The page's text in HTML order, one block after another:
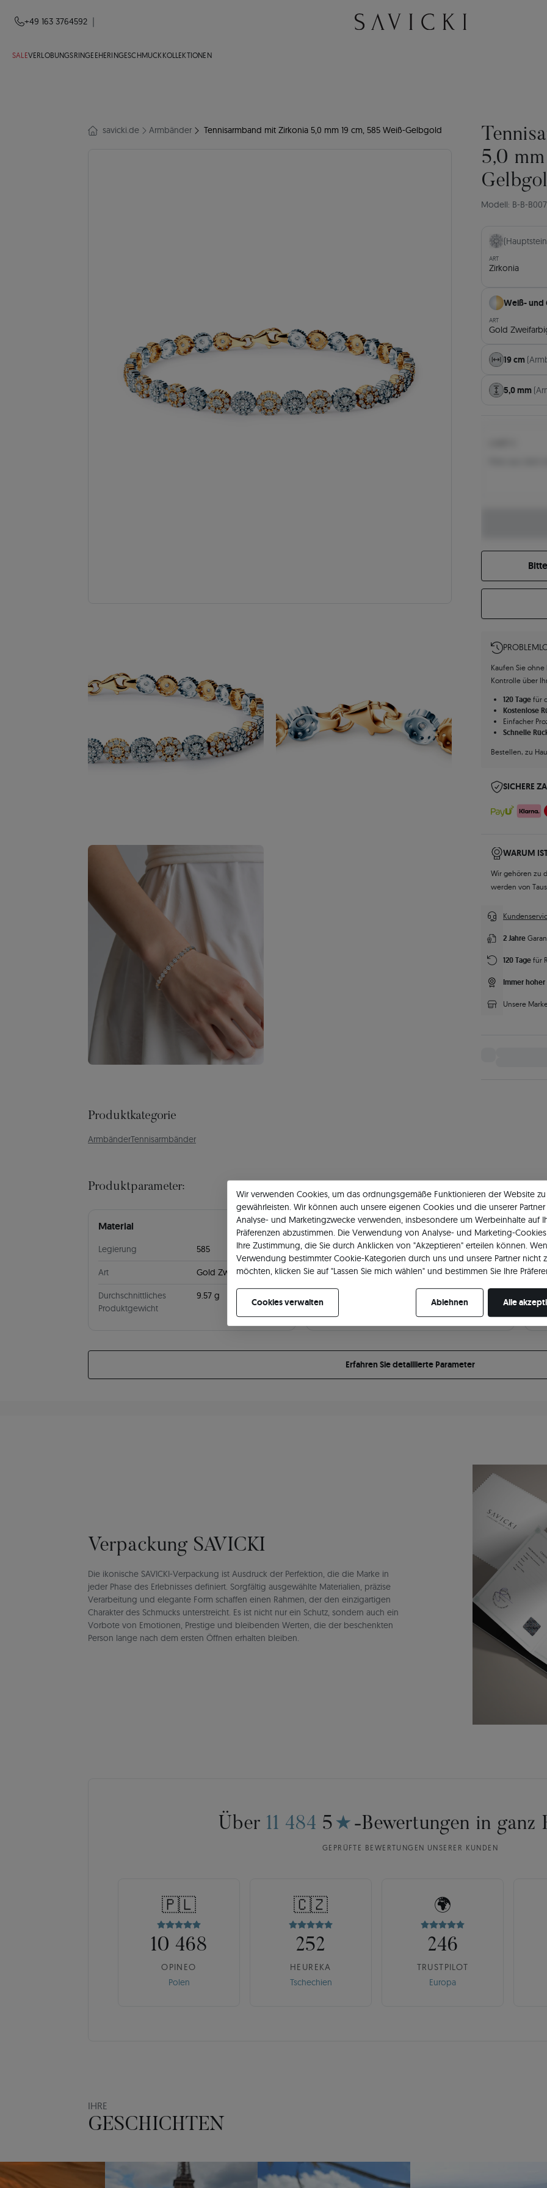
+49 163 3764592
SALEVERLOBUNGSRINGE EHERINGESCHMUCKKOLLEKTIONEN
savicki.de Armbänder Tennisarmband mit Zirkonia 5,0 mm 19 cm, 585 Weiß-Gelbgold
5,0
Modell: B-B-
ART
Zirkonia
Weiß- und
ART
Gold
19 cm
5,0 mm
Kaufen Sie
Kontrolle über
120 Tage für
Kostenlose
Einfacher
Schnelle
Bestellen, zu
SICHERE
WARUM
Wir gehören zu
werden von
2 Jahre
120 Tage für
Immer
Unsere
Produktkategorie
ArmbänderTennisarmbänder
Produktparameter:
Material
Legierung 585
Art Gold Zweifarbig
Durchschnittliches
Produktgewicht
9.57 g
Hauptstein
Art Zirkonia
Anzahl von Steinen 374
Erfahren Sie detaillierte Parameter
Verpackung SAVICKI
Die ikonische SAVICKI-Verpackung ist Ausdruck der Perfektion, die die Marke in
jeder Phase des Erlebnisses definiert. Sorgfältig ausgewählte Materialien, präzise
Verarbeitung und elegante Form schaffen einen Rahmen, der den einzigartigen
Charakter des Schmucks unterstreicht. Es ist nicht nur ein Schutz, sondern auch ein
Vorbote von Emotionen, Prestige und bleibenden Werten, die der beschenkten
Person lange nach dem ersten Öffnen erhalten bleiben.
Über 11 484 5 ★ -Bewertungen in ganz
GEPRÜFTE BEWERTUNGEN UNSERER KUNDEN
🇵🇱
10 468
OPINEO
Polen
🇨🇿
252
HEUREKA
Tschechien
🌍
246
TRUSTPILOT
Europa
IHRE
GESCHICHTEN
Wir verwenden Cookies, um das ordnungsgemäße Funktionieren der Website zu
gewährleisten. Wir können auch unsere eigenen Cookies und die unserer Partner
Analyse- und Marketingzwecke verwenden, insbesondere um Werbeinhalte auf
Präferenzen abzustimmen. Die Verwendung von Analyse- und Marketing-
Ihre Zustimmung, die Sie durch Anklicken von "Akzeptieren" erteilen können.
Verwendung bestimmter Cookie-Kategorien durch uns und unsere Partner nicht
möchten, klicken Sie auf "Lassen Sie mich wählen" und bestimmen Sie Ihre
Cookies verwalten
Ablehnen Alle